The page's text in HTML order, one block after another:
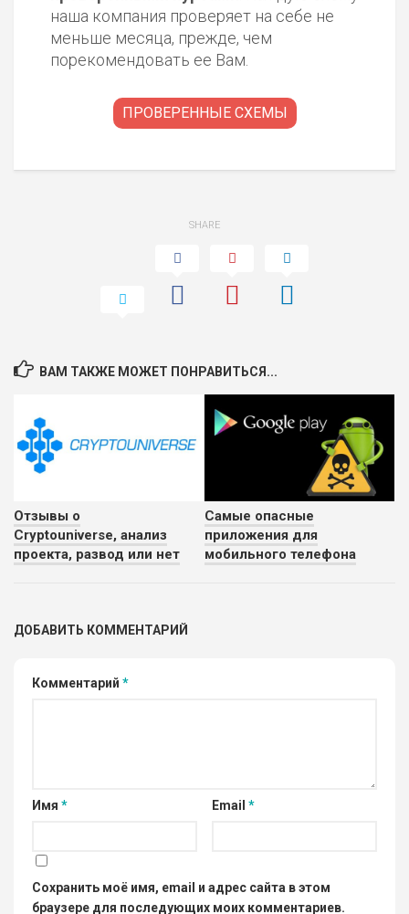
наша компания проверяет на себе не
меньше месяца, прежде, чем
порекомендовать ее Вам.
ПРОВЕРЕННЫЕ СХЕМЫ
SHARE
ВАМ ТАКЖЕ МОЖЕТ ПОНРАВИТЬСЯ...
Отзывы о
Cryptouniverse, анализ
проекта, развод или нет
Самые опасные
приложения для
мобильного телефона
ДОБАВИТЬ КОММЕНТАРИЙ
Комментарий *
Имя * Email *
Сохранить моё имя, email и адрес сайта в этом
браузере для последующих моих комментариев.